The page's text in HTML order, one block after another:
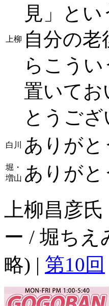
上柳
見」と
自分の
らこう
置いてお
とうござ
白川 ありが
堀・
増山 ありが
上柳昌彦
ー / 堀ちえ
略) | 第10回